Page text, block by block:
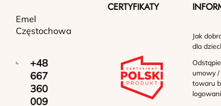
Emel
Częstochowa
+48
667
360
009
CERTYFIKATY
Jak
dla
umowy
towaru